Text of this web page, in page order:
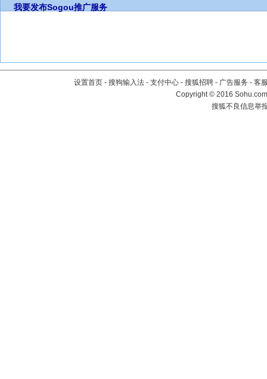
我要发布Sogou推广服务
设置首页 - 搜狗输入法 - 支付中心 - 搜狐招聘 - 广告服务 - 客
Copyright©2016
搜狐不良信息举